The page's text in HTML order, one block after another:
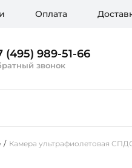
Оплата
(495) 989-51-66
звонок
/ Камера ультрафиолетовая